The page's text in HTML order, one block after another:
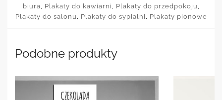
biura
Plakaty do kawiarni Plakaty do przedpokoju
Plakaty do salonu
Plakaty do sypialni Plakaty pionowe
Podobne produkty